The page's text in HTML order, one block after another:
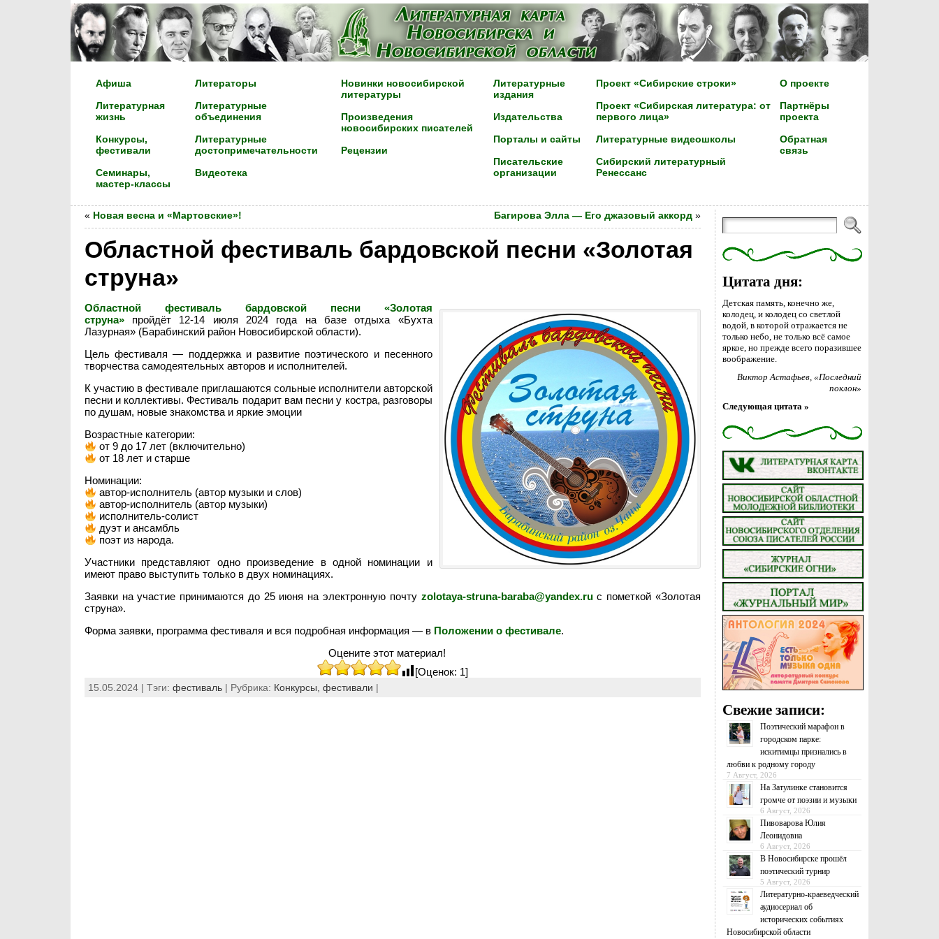
Афиша
Литературная
жизнь
Конкурсы,
фестивали
Семинары,
мастер-классы
Литераторы
Литературные
объединения
Литературные
достопримечательности
Видеотека
Новинки новосибирской
литературы
Произведения
новосибирских писателей
Рецензии
Литературные
издания
Издательства
Порталы и сайты
Писательские
организации
Проект «Сибирские строки»
Проект «Сибирская литература: от
первого лица»
Литературные видеошколы
Сибирский литературный
Ренессанс
О проекте
Партнёры
проекта
Обратная
связь
« Новая весна и «Мартовские»! Багирова Элла — Его джазовый аккорд»
Областной фестиваль бардовской песни «Золотая
струна»
Областной фестиваль бардовской песни «Золотая
струна»пройдёт 12-14 июля 2024 года на базе отдыха «Бухта
Лазурная» (Барабинский район Новосибирской области).
Цель фестиваля — поддержка и развитие поэтического и песенного
творчества самодеятельных авторов и исполнителей.
К участию в фестивале приглашаются сольные исполнители авторской
песни и коллективы. Фестиваль подарит вам песни у костра, разговоры
по душам, новые знакомства и яркие эмоции
Возрастные категории:
от 9 до 17 лет (включительно)
от 18 лет и старше
Номинации:
автор-исполнитель (автор музыки и слов)
автор-исполнитель (автор музыки)
исполнитель-солист
дуэт и ансамбль
поэт из народа.
Участники представляют одно произведение в одной номинации и
имеют право выступить только в двух номинациях.
Заявки на участие принимаются до 25 июня на электронную почту zolotaya-struna-baraba@yandex.ruс пометкой «Золотая
струна».
Форма заявки, программа фестиваля и вся подробная информация — в Положении о фестивале.
Оцените этот материал!
[Оценок: 1]
15.05.2024 | Тэги: фестиваль| Рубрика: Конкурсы, фестивали |
Цитата дня:
Детская память, конечно же,
колодец, и колодец со светлой
водой, в которой отражается не
только небо, не только всё самое
яркое, но прежде всего поразившее
воображение.
Виктор Астафьев, «Последний
поклон»
Следующая цитата »
Свежие записи:
Поэтический марафон в
городском парке:
искитимцы признались в
любви к родному городу
7 Август, 2026
На Затулинке становится
громче от поэзии и музыки
6 Август, 2026
Пивоварова Юлия
Леонидовна
6 Август, 2026
В Новосибирске прошёл
поэтический турнир
5 Август, 2026
Литературно-краеведческий
аудиосериал об
исторических событиях
Новосибирской области